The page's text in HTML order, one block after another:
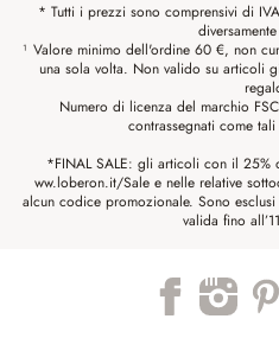
* Tutti i prezzi sono comprensivi di
¹ Valore minimo dell'ordine 60 €, non
una sola volta. Non valido su articoli
Numero di licenza del marchio
contrassegnati come
*FINAL SALE: gli articoli con il 25%
ww.loberon.it/Sale e nelle relative
alcun codice promozionale. Sono
valida fino